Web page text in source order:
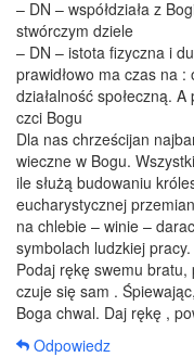
– DN – współdziała z
stwórczym dziele
– DN – istota fizyczna i
prawidłowo ma czas na
działalność społeczną.
czci Bogu
Dla nas chrześcijan
wieczne w Bogu.
ile służą budowaniu
eucharystycznej
na chlebie – winie –
symbolach ludzkiej pracy.
Podaj rękę swemu
czuje się sam .
Boga chwal. Daj rękę ,
Odpowiedz